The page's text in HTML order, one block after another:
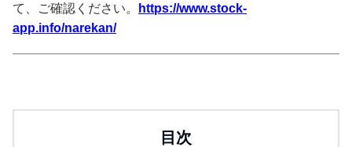
て、ご確認ください。
https://www.stock-
app.info/narekan/
目次